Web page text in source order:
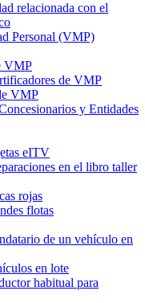
relacionada con el
Personal (VMP)
VMP
de VMP
VMP
y Entidades
eITV
en el libro taller
rojas
flotas
de un vehículo en
en lote
habitual para